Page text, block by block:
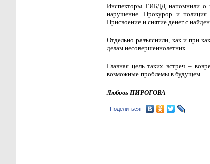
Инспекторы ГИБДД напомнили о
нарушение. Прокурор и
Присвоение и снятие денег с
Отдельно разъяснили, как и при
делам несовершеннолетних.
Главная цель таких встреч –
возможные проблемы в будущем.
Любовь ПИРОГОВА
Поделиться